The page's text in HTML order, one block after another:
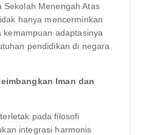
Sekolah Menengah Atas
hanya mencerminkan
adaptasinya
pendidikan di negara
Iman dan
pada filosofi
integrasi harmonis